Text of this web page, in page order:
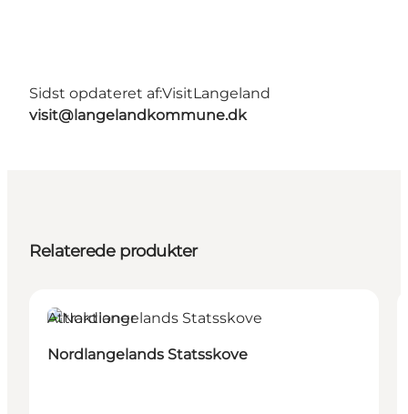
Sidst opdateret af:VisitLangeland
visit@langelandkommune.dk
Relaterede produkter
Attraktioner
Nordlangelands Statsskove